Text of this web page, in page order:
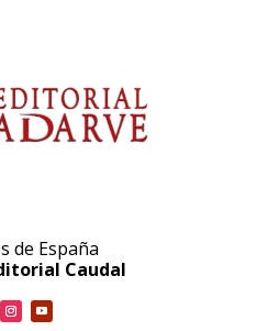
de España
Caudal